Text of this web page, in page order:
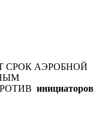
СРОК АЭРОБНОЙ
инициаторов